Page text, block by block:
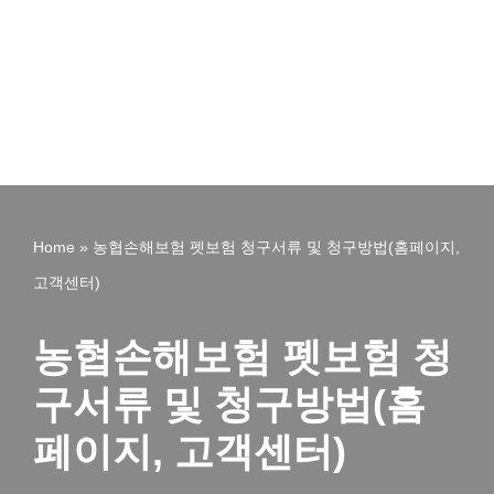
Home » 농협손해보험 펫보험 청구서류 및 청구방법(홈페이지,
고객센터)
농협손해보험 펫보험 청
구서류 및 청구방법(홈
페이지, 고객센터)